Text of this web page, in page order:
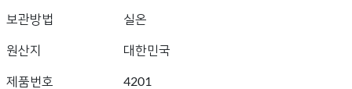
보관방법
실온
원산지 대한민국
제품번호 4201